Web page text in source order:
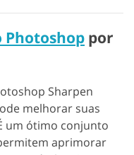
Photoshop por
Sharpen
melhorar suas
um ótimo conjunto
aprimorar